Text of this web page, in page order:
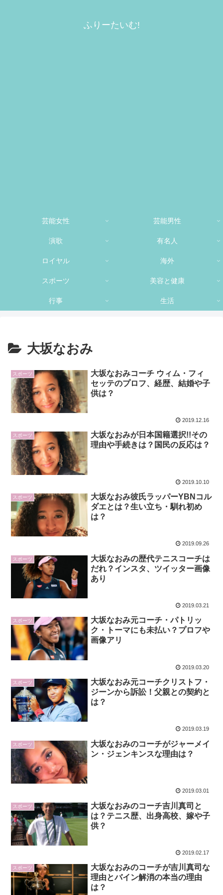
ふりーたいむ!
芸能女性 芸能男性
演歌 有名人
ロイヤル 海外
スポーツ 美容と健康
行事 生活
大坂なおみ
スポーツ
大坂なおみコーチ ウィム・フィ
セッテのプロフ、経歴、結婚や子
供は？
2019.12.16
スポーツ
大坂なおみが日本国籍選択!!その
理由や手続きは？国民の反応は？
2019.10.10
スポーツ
大坂なおみ彼氏ラッパーYBNコル
ダエとは？生い立ち・馴れ初め
は？
2019.09.26
スポーツ
大坂なおみの歴代テニスコーチは
だれ？インスタ、ツイッター画像
あり
2019.03.21
スポーツ
大坂なおみ元コーチ・パトリッ
ク・トーマにも未払い？プロフや
画像アリ
2019.03.20
スポーツ
大坂なおみ元コーチクリストフ・
ジーンから訴訟！父親との契約と
は？
2019.03.19
スポーツ
大坂なおみのコーチがジャーメイ
ン・ジェンキンスな理由は？
2019.03.01
スポーツ
大坂なおみのコーチ吉川真司と
は？テニス歴、出身高校、嫁や子
供？
2019.02.17
スポーツ
大坂なおみのコーチが吉川真司な
理由とバイン解消の本当の理由
は？